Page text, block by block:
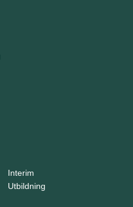
Interim
Utbildning